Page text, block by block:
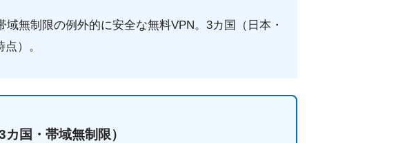
無制限の例外的に安全な無料VPN。3カ国（日本・
）。
国・帯域無制限）